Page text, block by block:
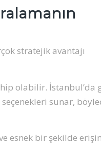
stratejik avantajı
olabilir. İstanbul’da
sunar,
esnek bir şekilde